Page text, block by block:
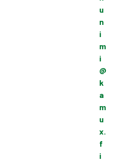
u
n
i
m
i
@
k
a
m
u
x.
f
i